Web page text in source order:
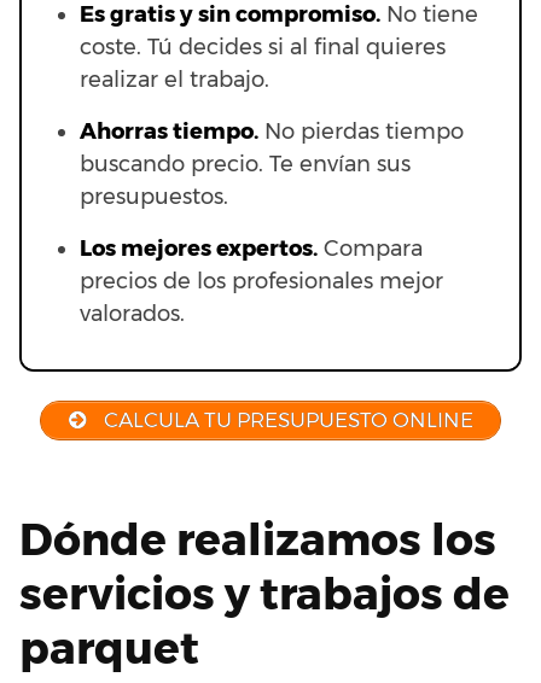
Es gratis y sin compromiso. No tiene
coste. Tú decides si al final quieres
realizar el trabajo.
Ahorras tiempo. No pierdas tiempo
buscando precio. Te envían sus
presupuestos.
Los mejores expertos. Compara
precios de los profesionales mejor
valorados.
CALCULA TU PRESUPUESTO ONLINE
Dónde realizamos los
servicios y trabajos de
parquet